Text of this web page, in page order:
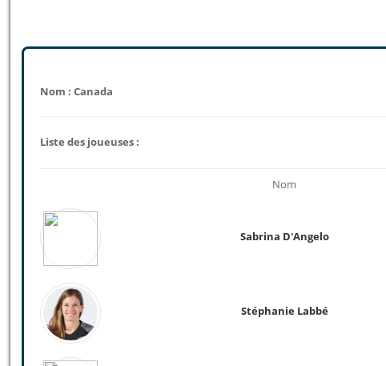
Nom : Canada
Liste des joueuses :
Nom
Sabrina D'Angelo
Stéphanie Labbé